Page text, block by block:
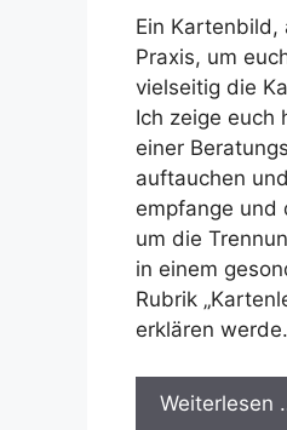
Ein Kartenbild,
Praxis, um
vielseitig die
Ich zeige euch
einer
auftauchen
empfange und
um die
in einem
Rubrik
erklären
Weiterlesen